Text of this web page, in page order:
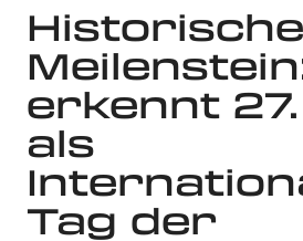
erkennt
als
Tag der